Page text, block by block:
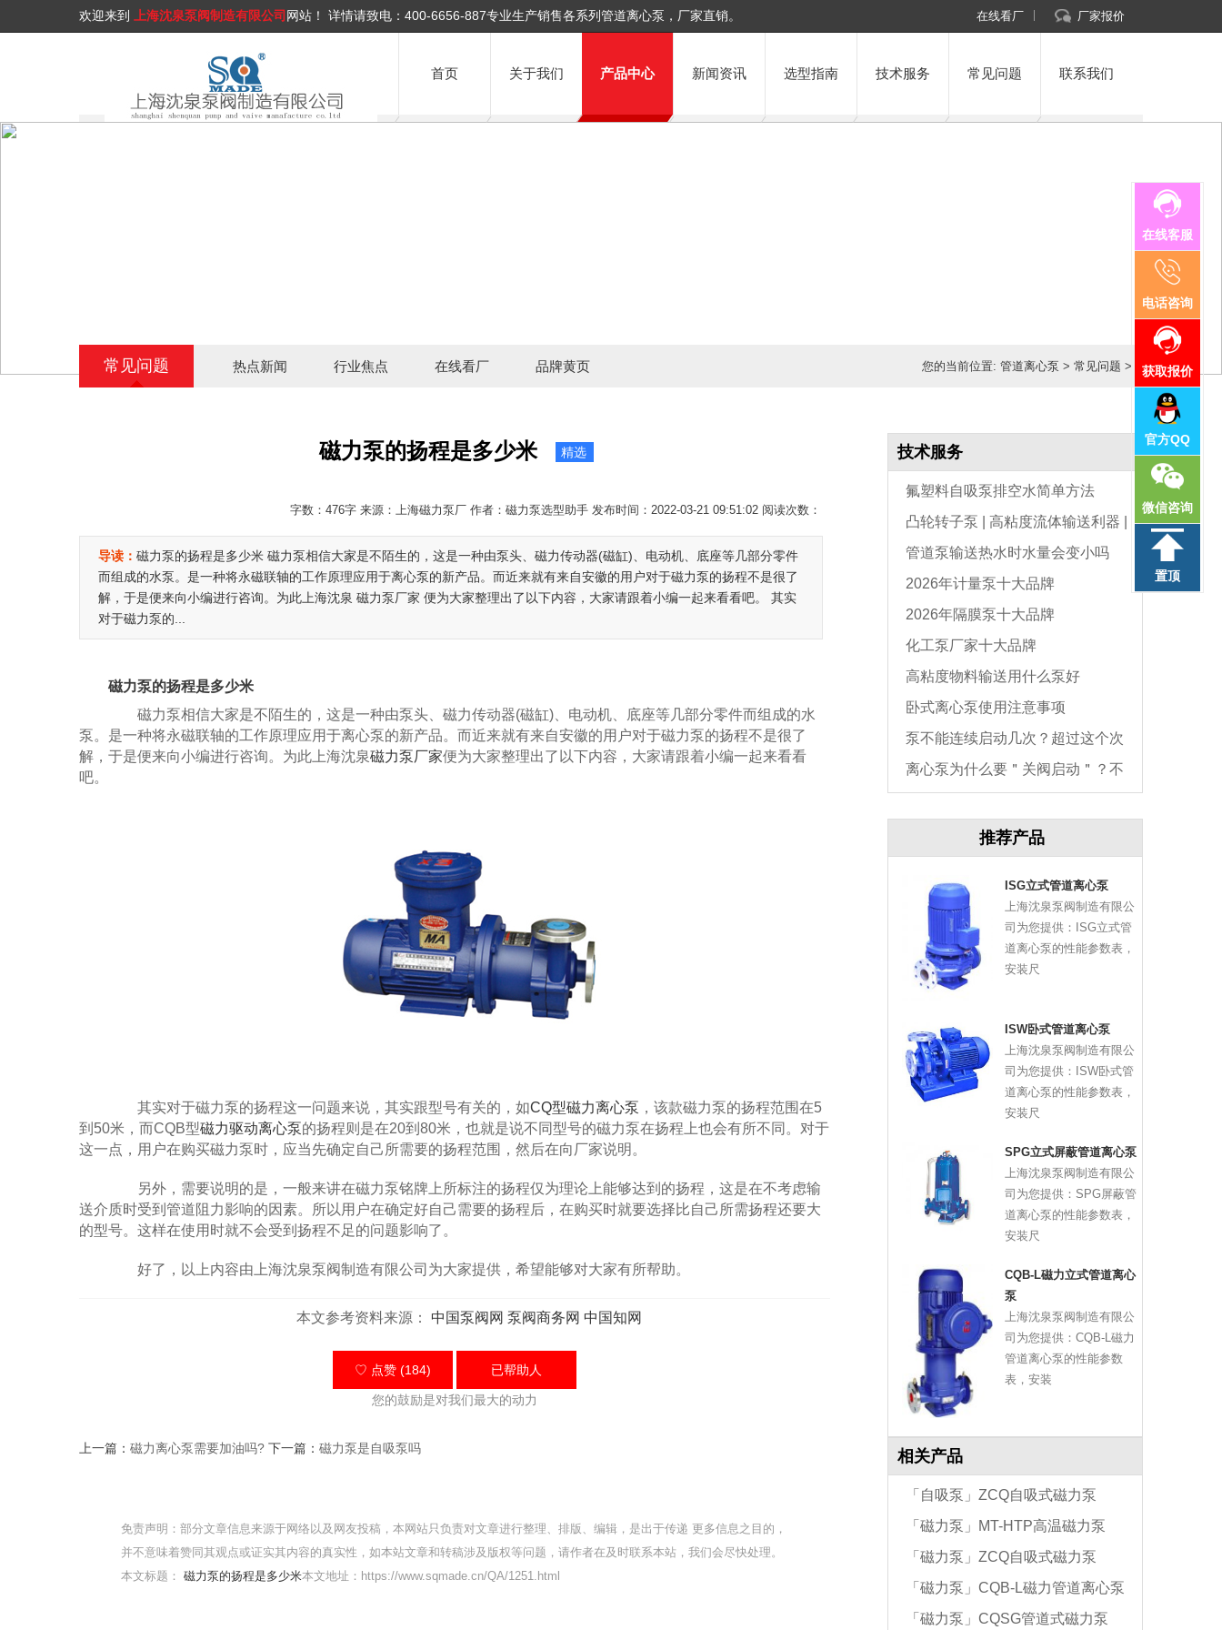
欢迎来到 上海沈泉泵阀制造有限公司 网站！ 详情请致电： 400-6656-887专业生产销售各系列管道离心泵，厂家直销。 在线看厂 厂家报价
首页 关于我们 产品中心 新闻资讯 选型指南 技术服务 常见问题 联系我们
在线客服
电话咨询
获取报价
官方QQ
微信咨询
置顶
常见问题 热点新闻 行业焦点 在线看厂 品牌黄页 您的当前位置:管道离心泵 >常见问题 >
磁力泵的扬程是多少米 精选
字数：476字 来源：上海磁力泵厂 作者：磁力泵选型助手 发布时间：2022-03-21 09:51:02 阅读次数：
导读： 磁力泵的扬程是多少米 磁力泵相信大家是不陌生的，这是一种由泵头、磁力传动器(磁缸)、电动机、底座等几部分零件
而组成的水泵。是一种将永磁联轴的工作原理应用于离心泵的新产品。而近来就有来自安徽的用户对于磁力泵的扬程不是很了
解，于是便来向小编进行咨询。为此上海沈泉 磁力泵厂家 便为大家整理出了以下内容，大家请跟着小编一起来看看吧。 其实
对于磁力泵的...
磁力泵的扬程是多少米
磁力泵相信大家是不陌生的，这是一种由泵头、磁力传动器(磁缸)、电动机、底座等几部分零件而组成的水
泵。是一种将永磁联轴的工作原理应用于离心泵的新产品。而近来就有来自安徽的用户对于磁力泵的扬程不是很了
解，于是便来向小编进行咨询。为此上海沈泉磁力泵厂家便为大家整理出了以下内容，大家请跟着小编一起来看看
吧。
其实对于磁力泵的扬程这一问题来说，其实跟型号有关的，如CQ型磁力离心泵 ，该款磁力泵的扬程范围在5
到50米，而CQB型磁力驱动离心泵的扬程则是在20到80米，也就是说不同型号的磁力泵在扬程上也会有所不同。对于
这一点，用户在购买磁力泵时，应当先确定自己所需要的扬程范围，然后在向厂家说明。
另外，需要说明的是，一般来讲在磁力泵铭牌上所标注的扬程仅为理论上能够达到的扬程，这是在不考虑输
送介质时受到管道阻力影响的因素。所以用户在确定好自己需要的扬程后，在购买时就要选择比自己所需扬程还要大
的型号。这样在使用时就不会受到扬程不足的问题影响了。
好了，以上内容由上海沈泉泵阀制造有限公司为大家提供，希望能够对大家有所帮助。
本文参考资料来源： 中国泵阀网 泵阀商务网 中国知网
♡ 点赞 (184) 已帮助人
您的鼓励是对我们最大的动力
上一篇： 磁力离心泵需要加油吗? 下一篇： 磁力泵是自吸泵吗
免责声明：部分文章信息来源于网络以及网友投稿，本网站只负责对文章进行整理、排版、编辑，是出于传递 更多信息之目的，
并不意味着赞同其观点或证实其内容的真实性，如本站文章和转稿涉及版权等问题，请作者在及时联系本站，我们会尽快处理。
本文标题： 磁力泵的扬程是多少米本文地址：https://www.sqmade.cn/QA/1251.html
技术服务
氟塑料自吸泵排空水简单方法
凸轮转子泵 | 高粘度流体输送利器 |
选型与维护全指南
管道泵输送热水时水量会变小吗
2026年计量泵十大品牌
2026年隔膜泵十大品牌
化工泵厂家十大品牌
高粘度物料输送用什么泵好
卧式离心泵使用注意事项
泵不能连续启动几次？超过这个次
数，电机必坏
离心泵为什么要＂关阀启动＂？不
推荐产品
ISG立式管道离心泵
上海沈泉泵阀制造有限公
司为您提供：ISG立式管
道离心泵的性能参数表，
安装尺
ISW卧式管道离心泵
上海沈泉泵阀制造有限公
司为您提供：ISW卧式管
道离心泵的性能参数表，
安装尺
SPG立式屏蔽管道离心泵
上海沈泉泵阀制造有限公
司为您提供：SPG屏蔽管
道离心泵的性能参数表，
安装尺
CQB-L磁力立式管道离心
泵
上海沈泉泵阀制造有限公
司为您提供：CQB-L磁力
管道离心泵的性能参数
表，安装
相关产品
「自吸泵」ZCQ自吸式磁力泵
「磁力泵」MT-HTP高温磁力泵
「磁力泵」ZCQ自吸式磁力泵
「磁力泵」CQB-L磁力管道离心泵
「磁力泵」CQSG管道式磁力泵